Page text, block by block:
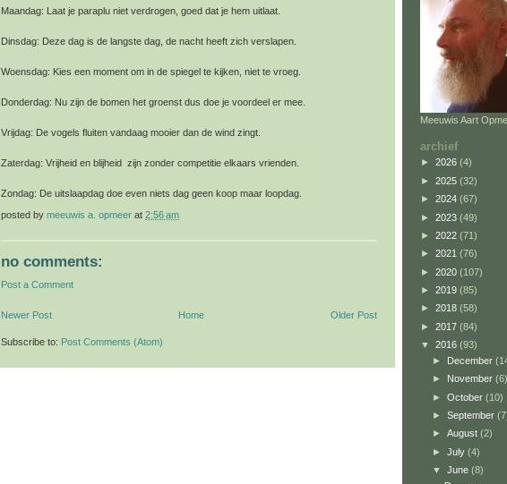
Maandag: Laat je paraplu niet verdrogen, goed dat je hem uitlaat.
Dinsdag: Deze dag is de langste dag, de nacht heeft zich verslapen.
Woensdag: Kies een moment om in de spiegel te kijken, niet te vroeg.
Donderdag: Nu zijn de bomen het groenst dus doe je voordeel er mee.
Vrijdag: De vogels fluiten vandaag mooier dan de wind zingt.
Zaterdag: Vrijheid en blijheid zijn zonder competitie elkaars vrienden.
Zondag: De uitslaapdag doe even niets dag geen koop maar loopdag.
posted by meeuwis a. opmeer at 2:56 am
no comments:
Post a Comment
Newer Post Older Post
Home
Subscribe to: Post Comments (Atom)
Meeuwis Aart
archief
► 2026 (4)
► 2025 (32)
► 2024 (67)
► 2023 (49)
► 2022 (71)
► 2021 (76)
► 2020 (107)
► 2019 (85)
► 2018 (58)
► 2017 (84)
▼ 2016 (93)
► December
► November (6)
► October (10)
► September
► August (2)
► July (4)
▼ June (8)